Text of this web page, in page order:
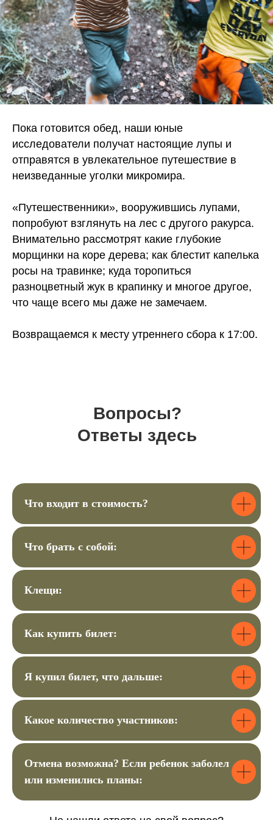
Пока готовится обед, наши юные
исследователи получат настоящие лупы и
отправятся в увлекательное путешествие в
неизведанные уголки микромира.
«Путешественники», вооружившись лупами,
попробуют взглянуть на лес с другого ракурса.
Внимательно рассмотрят какие глубокие
морщинки на коре дерева; как блестит капелька
росы на травинке; куда торопиться
разноцветный жук в крапинку и многое другое,
что чаще всего мы даже не замечаем.
Возвращаемся к месту утреннего сбора к 17:00.
Вопросы?
Ответы здесь
Что входит в стоимость?
Что брать с собой:
Клещи:
Как купить билет:
Я купил билет, что дальше:
Какое количество участников:
Отмена возможна? Если ребенок заболел
или изменились планы:
Билет для 2 детей
Купить билет
Билет для 3 детей
8.700 ₽
Билет для ребенка
3.400 ₽
Купить билет
Сколько билетов вам
нужно?
Хотите задать
вопрос или
забронировать
место?
или позвонить по номеру+7